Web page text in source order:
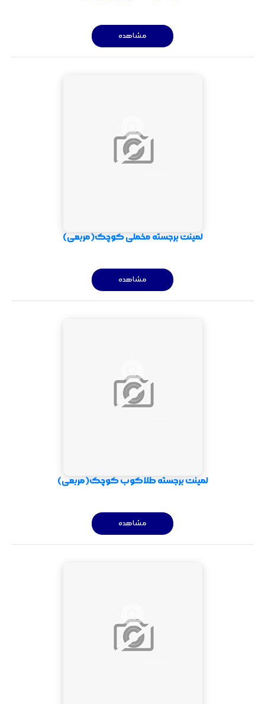
مشاهده
لمینت برجسته مخملی کوچک(مربعی)
مشاهده
لمینت برجسته طلاکوب کوچک(مربعی)
مشاهده